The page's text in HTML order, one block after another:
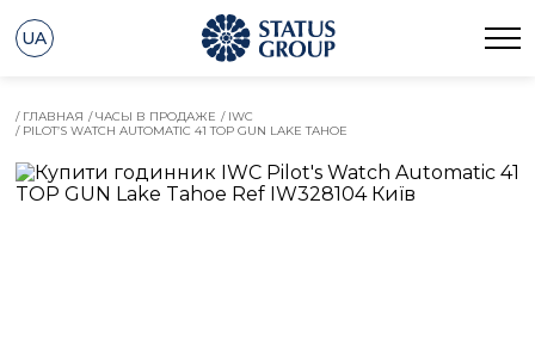
UA
/ ГЛАВНАЯ / ЧАСЫ В ПРОДАЖЕ / IWC
/ PILOT’S WATCH AUTOMATIC 41 TOP GUN LAKE TAHOE